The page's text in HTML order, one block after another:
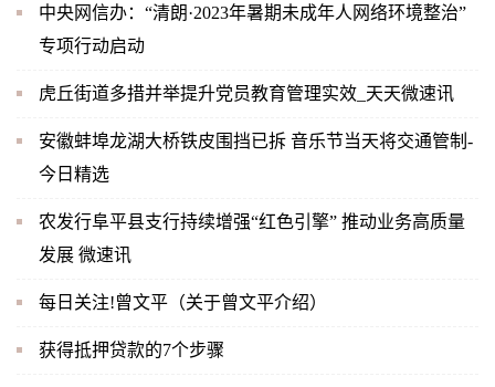
中央网信办：“清朗·2023年暑期未成年人网络环境整治”
专项行动启动
虎丘街道多措并举提升党员教育管理实效_天天微速讯
安徽蚌埠龙湖大桥铁皮围挡已拆 音乐节当天将交通管制-
今日精选
农发行阜平县支行持续增强“红色引擎” 推动业务高质量
发展 微速讯
每日关注!曾文平（关于曾文平介绍）
获得抵押贷款的7个步骤